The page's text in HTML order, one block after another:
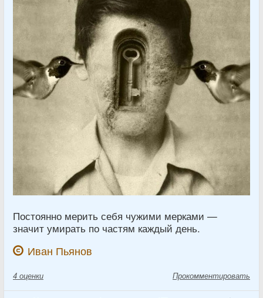
Постоянно мерить себя чужими мерками —
значит умирать по частям каждый день.
Иван Пьянов
4 оценки Прокомментировать